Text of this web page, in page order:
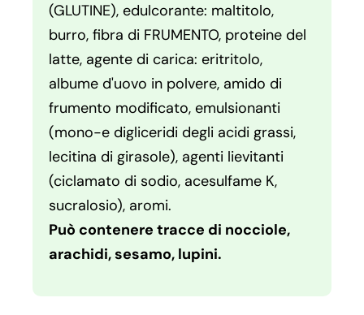
(GLUTINE), edulcorante: maltitolo,
burro, fibra di FRUMENTO, proteine del
latte, agente di carica: eritritolo,
albume d'uovo in polvere, amido di
frumento modificato, emulsionanti
(mono-e digliceridi degli acidi grassi,
lecitina di girasole), agenti lievitanti
(ciclamato di sodio, acesulfame K,
sucralosio), aromi.
Può contenere tracce di nocciole,
arachidi, sesamo, lupini.